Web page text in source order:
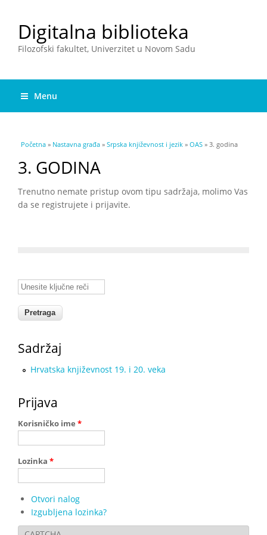
Digitalna biblioteka
Filozofski fakultet, Univerzitet u Novom Sadu
Menu
You are here
Početna » Nastavna građa » Srpska književnost i jezik » OAS » 3. godina
3. GODINA
Trenutno nemate pristup ovom tipu sadržaja, molimo Vas
da se registrujete i prijavite.
Unesite ključne reči
Sadržaj
Hrvаtskа knjižеvnоst 19. i 20. vеkа
Prijava
Korisničko ime *
Lozinka *
Otvori nalog
Izgubljena lozinka?